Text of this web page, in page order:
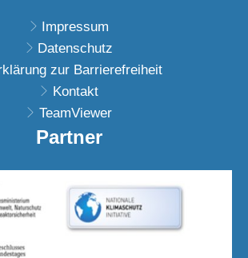
Impressum
Datenschutz
zur Barrierefreiheit
Kontakt
TeamViewer
Partner